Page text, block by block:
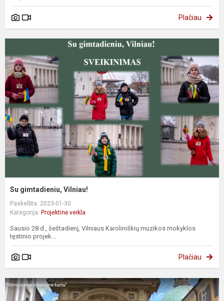
Plačiau
Su gimtadieniu, Vilniau!
Paskelbta: 2023-01-30
Kategorija: Projektinė veikla
Sausio 28 d., šeštadienį, Vilniaus Karoliniškių muzikos mokyklos
tęstinio projek...
Plačiau